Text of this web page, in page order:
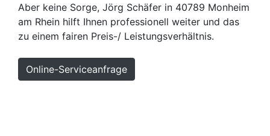
Aber keine Sorge, Jörg Schäfer in 40789 Monheim
am Rhein hilft Ihnen professionell weiter und das
zu einem fairen Preis-/ Leistungsverhältnis.
Online-Serviceanfrage